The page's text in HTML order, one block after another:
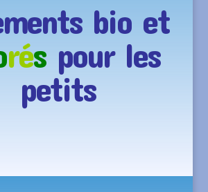
bio et
réspour les
petits